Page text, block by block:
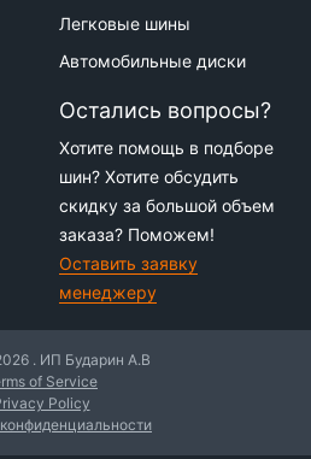
Легковые шины
Автомобильные диски
Остались вопросы?
Хотите помощь в подборе
шин? Хотите обсудить
скидку за большой объем
заказа? Поможем!
Оставить заявку
менеджеру
. ИП Бударин А.В
of Service
Policy